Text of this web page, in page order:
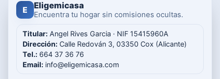
E Eligemicasa
Encuentra tu hogar sin comisiones ocultas.
Titular: Angel Rives Garcia · NIF 15415960A
Dirección: Calle Redován 3, 03350 Cox (Alicante)
Tel.: 664 37 36 76
Email: info@eligemicasa.com